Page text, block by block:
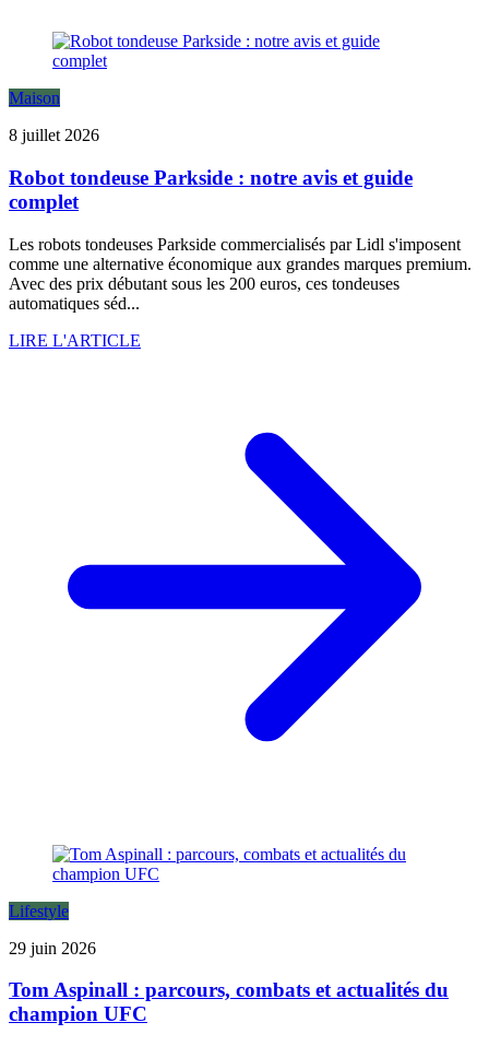
Maison
8 juillet 2026
Robot tondeuse Parkside : notre avis et guide
complet
Les robots tondeuses Parkside commercialisés par Lidl s'imposent
comme une alternative économique aux grandes marques premium.
Avec des prix débutant sous les 200 euros, ces tondeuses
automatiques séd...
LIRE L'ARTICLE
Lifestyle
29 juin 2026
Tom Aspinall : parcours, combats et actualités du
champion UFC